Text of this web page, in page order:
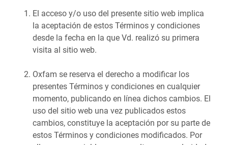
la
navegación
El acceso y/o uso del presente sitio web implica
la aceptación de estos Términos y condiciones
desde la fecha en la que Vd. realizó su primera
visita al sitio web.
Oxfam se reserva el derecho a modificar los
presentes Términos y condiciones en cualquier
momento, publicando en línea dichos cambios. El
uso del sitio web una vez publicados estos
cambios, constituye la aceptación por su parte de
estos Términos y condiciones modificados. Por